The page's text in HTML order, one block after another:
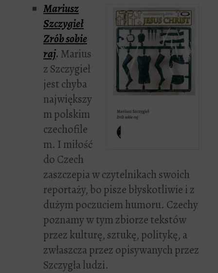
Mariusz
Szczygieł
Zrób sobie
raj. Marius
z Szczygieł
jest chyba
największy
m polskim
czechofile
m. I miłość
do Czech
zaszczepia w czytelnikach swoich
reportaży, bo pisze błyskotliwie i z
dużym poczuciem humoru. Czechy
poznamy w tym zbiorze tekstów
przez kulturę, sztukę, politykę, a
zwłaszcza przez opisywanych przez
Szczygła ludzi.